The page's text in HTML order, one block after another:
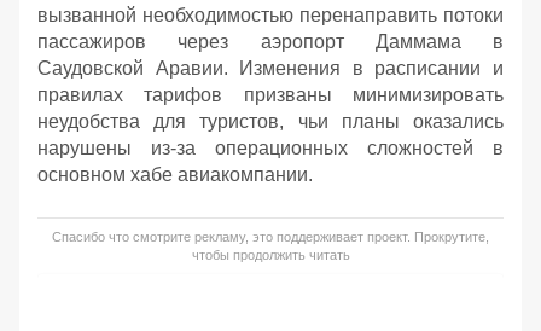
вызванной необходимостью перенаправить потоки
пассажиров через аэропорт Даммама в
Саудовской Аравии. Изменения в расписании и
правилах тарифов призваны минимизировать
неудобства для туристов, чьи планы оказались
нарушены из-за операционных сложностей в
основном хабе авиакомпании.
Спасибо что смотрите рекламу, это поддерживает проект. Прокрутите,
чтобы продолжить читать